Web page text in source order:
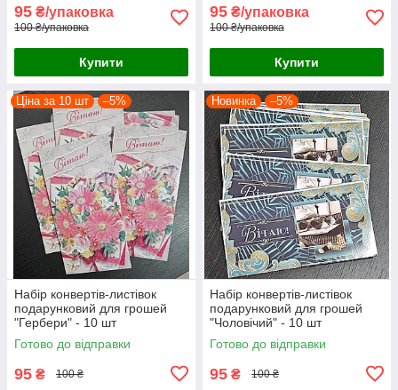
95 ₴/упаковка
100 ₴/упаковка
Купити
95 ₴/упаковка
100 ₴/упаковка
Купити
Ціна за 10 шт –5%
Набір конвертів-листівок
подарунковий для грошей
"Гербери" - 10 шт
Готово до відправки
95 ₴ 100 ₴
Новинка –5%
Набір конвертів-листівок
подарунковий для грошей
"Чоловічий" - 10 шт
Готово до відправки
95 ₴ 100 ₴